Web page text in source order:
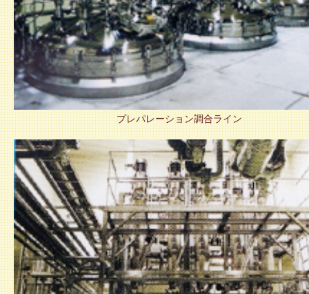
プレパレーション調合ライン